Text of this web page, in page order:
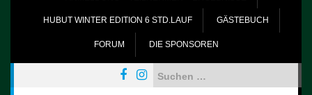
HUBUT WINTER EDITION 6 STD.LAUF GÄSTEBUCH
FORUM DIE SPONSOREN
nach: